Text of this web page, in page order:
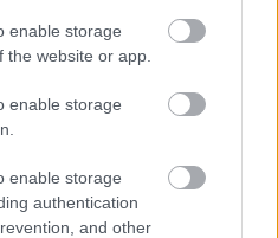
enable storage
the website or app.
enable storage
enable storage
authentication
and other